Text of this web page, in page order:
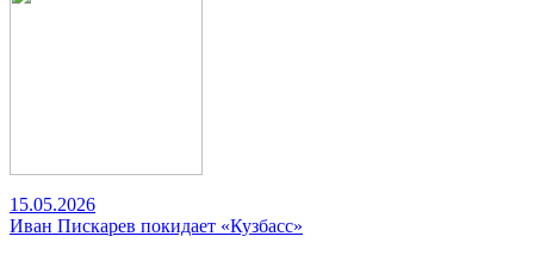
15.05.2026
Иван Пискарев покидает «Кузбасс»